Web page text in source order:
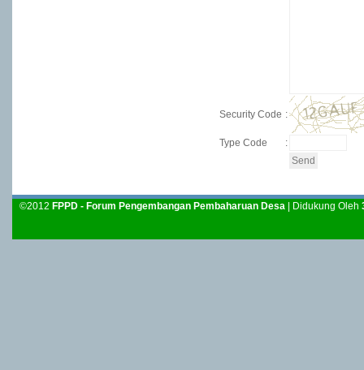
Security Code :
Type Code :
©2012 FPPD - Forum Pengembangan Pembaharuan Desa | Didukung Oleh